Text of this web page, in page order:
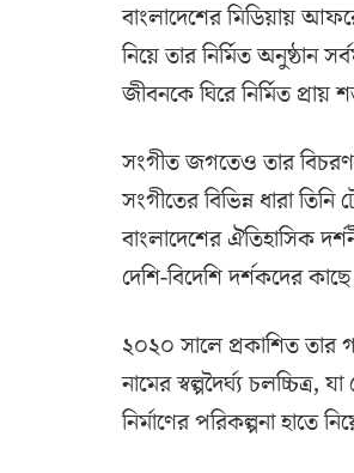
বাংলাদেশের মিডিয়ায়
নিয়ে তার নির্মিত অনুষ্ঠান
জীবনকে ঘিরে নির্মিত প্রায়
সংগীত জগতেও তার
সংগীতের বিভিন্ন ধারা
বাংলাদেশের ঐতিহাসিক
দেশি-বিদেশি দর্শকদের
২০২০ সালে প্রকাশিত তার
নামের স্বল্পদৈর্ঘ্য চলচ্চিত্র,
নির্মাণের পরিকল্পনা হাতে